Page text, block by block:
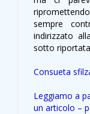
sempre
indirizzato
sotto
Consueta
Leggiamo a
un articolo –